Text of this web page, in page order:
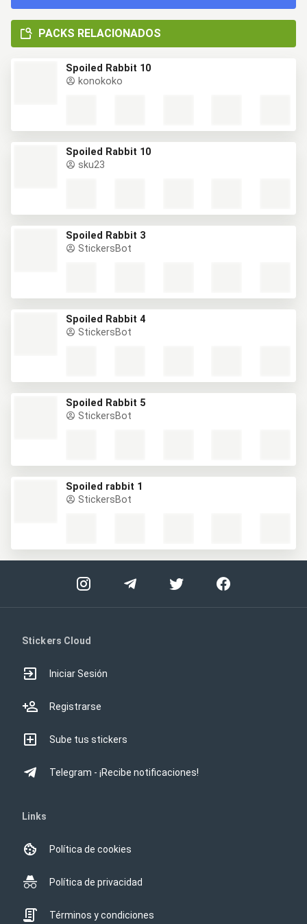
PACKS RELACIONADOS
Spoiled Rabbit 10
konokoko
Spoiled Rabbit 10
sku23
Spoiled Rabbit 3
StickersBot
Spoiled Rabbit 4
StickersBot
Spoiled Rabbit 5
StickersBot
Spoiled rabbit 1
StickersBot
Stickers Cloud
Iniciar Sesión
Registrarse
Sube tus stickers
Telegram - ¡Recibe notificaciones!
Links
Política de cookies
Política de privacidad
Términos y condiciones